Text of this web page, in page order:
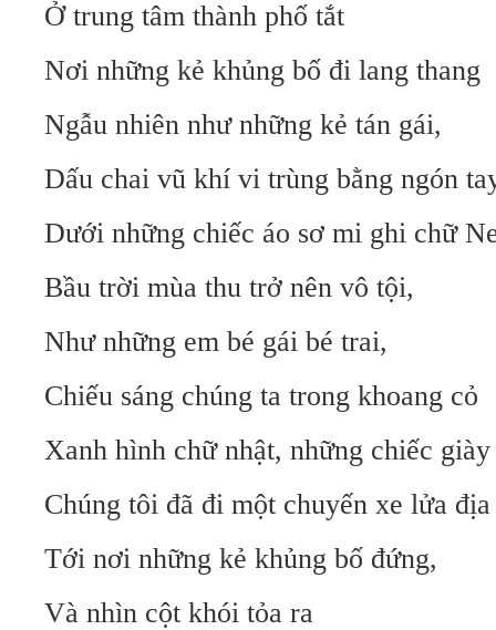
Ở trung tâm thành phố tắt
Nơi những kẻ khủng bố đi lang thang
Ngẫu nhiên như những kẻ tán gái,
Dấu chai vũ khí vi trùng bằng ngón
Dưới những chiếc áo sơ mi ghi chữ
Bầu trời mùa thu trở nên vô tội,
Như những em bé gái bé trai,
Chiếu sáng chúng ta trong khoang cỏ
Xanh hình chữ nhật, những chiếc giày
Chúng tôi đã đi một chuyến xe lửa
Tới nơi những kẻ khủng bố đứng,
Và nhìn cột khói tỏa ra